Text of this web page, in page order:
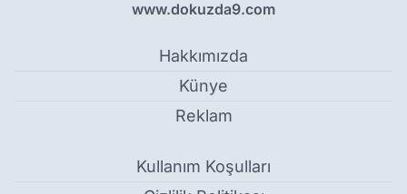
www.dokuzda9.com
Hakkımızda
Künye
Reklam
Kullanım Koşulları